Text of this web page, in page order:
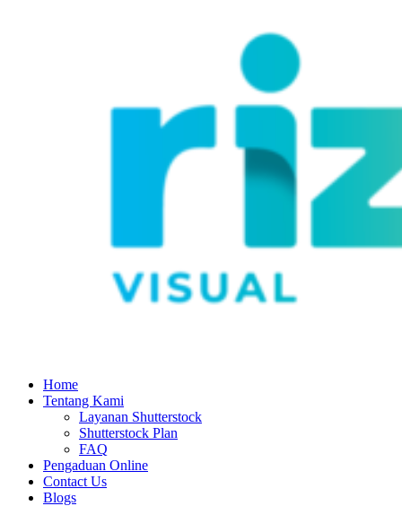
Home
Tentang Kami
Layanan Shutterstock
Shutterstock Plan
FAQ
Pengaduan Online
Contact Us
Blogs